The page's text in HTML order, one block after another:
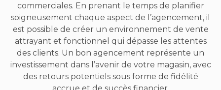
commerciales. En prenant le temps de planifier
soigneusement chaque aspect de l’agencement, il
est possible de créer un environnement de vente
attrayant et fonctionnel qui dépasse les attentes
des clients. Un bon agencement représente un
investissement dans l’avenir de votre magasin, avec
des retours potentiels sous forme de fidélité